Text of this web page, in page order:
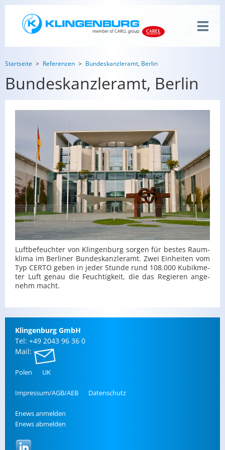
Startseite Referenzen Bundeskanzleramt, Berlin
Bundeskanzleramt, Berlin
Luft­be­feuch­ter von Klin­gen­burg sor­gen für bes­tes Raum­
kli­ma im Ber­li­ner Bun­des­kanz­ler­amt. Zwei Ein­hei­ten vom
Typ CERTO geben in jeder Stun­de rund 108.000 Ku­bik­me­
ter Luft genau die Feuch­tig­keit, die das Re­gie­ren an­ge­
nehm macht.
Klin­gen­burg GmbH
Tel: +49 2043 96 36 0
Mail:
Polen UK
Im­pres­sum/AGB/AEB Da­ten­schutz
Enews an­mel­den
Enews ab­mel­den